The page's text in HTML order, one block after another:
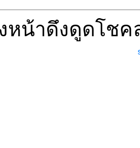
หน้าดึงดูดโช